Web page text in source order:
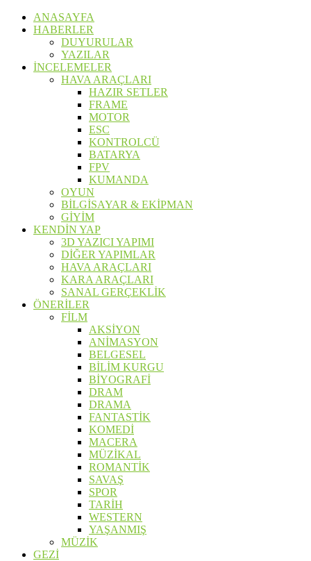
ANASAYFA
HABERLER
DUYURULAR
YAZILAR
İNCELEMELER
HAVA ARAÇLARI
HAZIR SETLER
FRAME
MOTOR
ESC
KONTROLCÜ
BATARYA
FPV
KUMANDA
OYUN
BİLGİSAYAR & EKİPMAN
GİYİM
KENDİN YAP
3D YAZICI YAPIMI
DİĞER YAPIMLAR
HAVA ARAÇLARI
KARA ARAÇLARI
SANAL GERÇEKLİK
ÖNERİLER
FİLM
AKSİYON
ANİMASYON
BELGESEL
BİLİM KURGU
BİYOGRAFİ
DRAM
DRAMA
FANTASTİK
KOMEDİ
MACERA
MÜZİKAL
ROMANTİK
SAVAŞ
SPOR
TARİH
WESTERN
YAŞANMIŞ
MÜZİK
GEZİ